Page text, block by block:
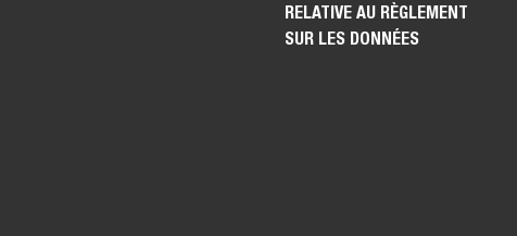
RELATIVE AU RÈGLEMENT
SUR LES DONNÉES